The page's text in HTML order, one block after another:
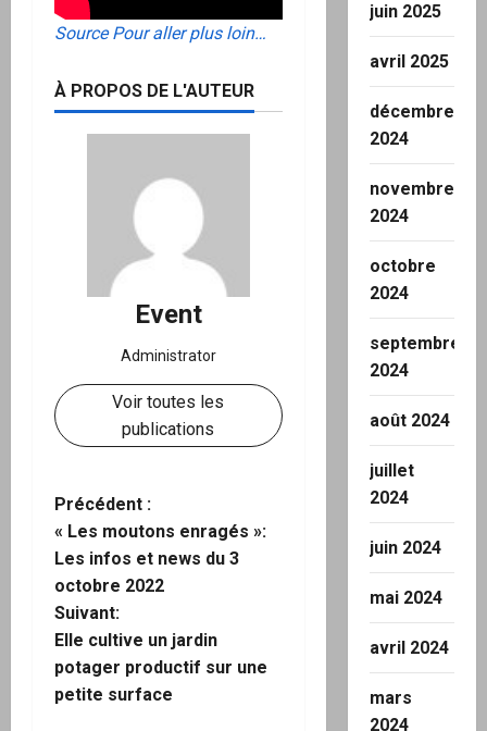
Source Pour aller plus loin…
À PROPOS DE L'AUTEUR
Event
Administrator
Voir toutes les
publications
N
a
v
i
g
Précédent :
« Les moutons enragés »:
Les infos et news du 3
octobre 2022
Suivant:
Elle cultive un jardin
potager productif sur une
petite surface
juin 2025
avril 2025
décembre
2024
novembre
2024
octobre
2024
septembre
2024
août 2024
juillet
2024
juin 2024
mai 2024
avril 2024
mars
2024